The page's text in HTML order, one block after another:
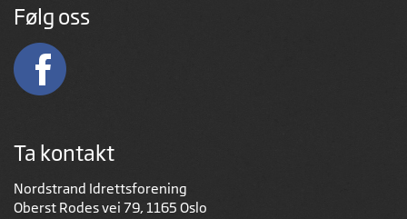
Følg oss
Ta kontakt
Nordstrand Idrettsforening
Oberst Rodes vei 79, 1165 Oslo